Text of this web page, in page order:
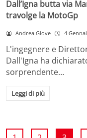
Dall’Igna butta via
travolge la MotoGp
Andrea Giove 4
L'ingegnere e
Dall'Igna ha
sorprendente…
Leggi di più